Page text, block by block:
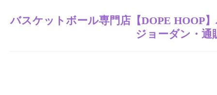
バスケットボール専門店【DOPE HOOP
ジョーダン・通